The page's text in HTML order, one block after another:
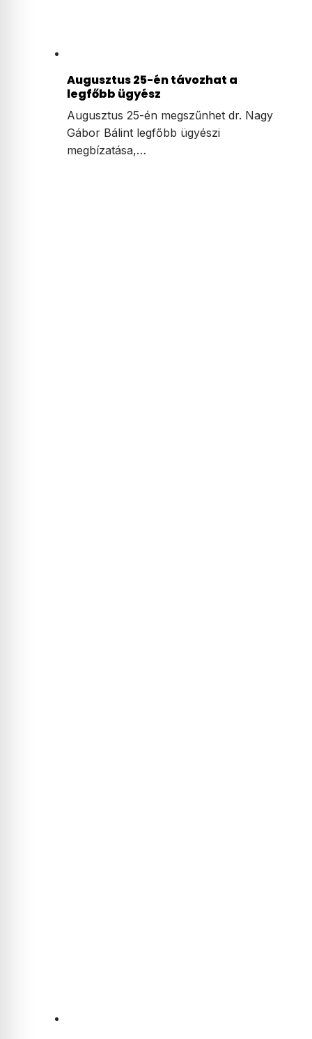
Augusztus 25-én távozhat a
legfőbb ügyész
Augusztus 25-én megszűnhet dr. Nagy
Gábor Bálint legfőbb ügyészi
megbízatása,…